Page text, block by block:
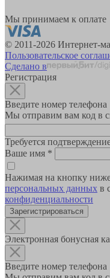
Мы принимаем к оплате
© 2011-2026 Интернет-
Пользовательское
Сделано в
Регистрация
Введите номер телефона
Мы отправим вам код в
Требуется
Ваше имя *
Нажимая на кнопку
персональных данных в
конфиденциальности
Зарегистрироваться
Электронная бонусная
Введите номер телефона